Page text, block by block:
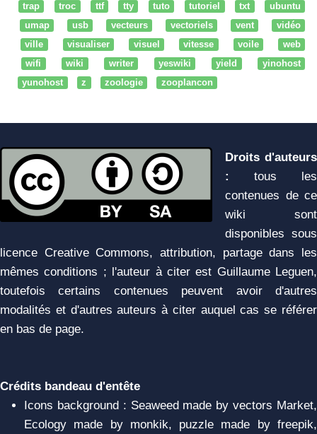
trap
troc ttf tty tuto tutoriel txt
ubuntu
umap
usb vecteurs vectoriels vent
vidéo
ville
visualiser visuel vitesse voile
web
wifi
wiki writer yeswiki yield
yinohost
yunohost
z zoologie zooplancon
Droits d'auteurs
:
tous les
contenues de ce
wiki sont
disponibles sous
licence Creative Commons, attribution, partage dans les
mêmes conditions ; l'auteur à citer est Guillaume Leguen,
toutefois certains contenues peuvent avoir d'autres
modalités et d'autres auteurs à citer auquel cas se référer
en bas de page.
Crédits bandeau d'entête
Icons background : Seaweed made by vectors Market,
Ecology made by monkik, puzzle made by freepik,